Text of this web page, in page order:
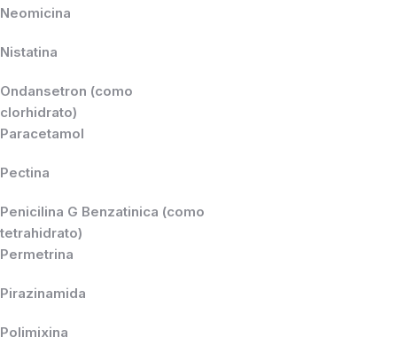
Neomicina
Nistatina
Ondansetron (como
clorhidrato)
Paracetamol
Pectina
Penicilina G Benzatinica (como
tetrahidrato)
Permetrina
Pirazinamida
Polimixina